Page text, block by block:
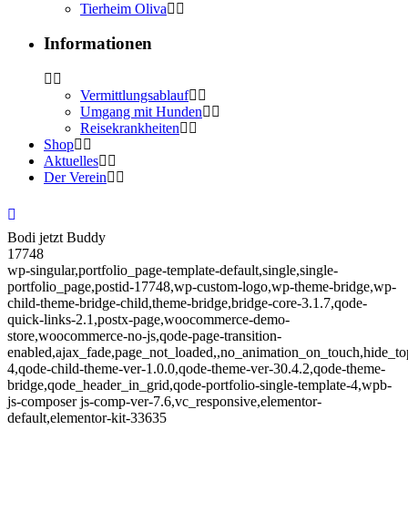
Tierheim Oliva
Informationen
Vermittlungsablauf
Umgang mit Hunden
Reisekrankheiten
Shop
Aktuelles
Der Verein
Bodi jetzt Buddy
17748
wp-singular,portfolio_page-template-default,single,single-
portfolio_page,postid-17748,wp-custom-logo,wp-theme-bridge,wp-
child-theme-bridge-child,theme-bridge,bridge-core-3.1.7,qode-
quick-links-2.1,postx-page,woocommerce-demo-
store,woocommerce-no-js,qode-page-transition-
4,qode-child-theme-ver-1.0.0,qode-theme-ver-30.4.2,qode-theme-
bridge,qode_header_in_grid,qode-portfolio-single-template-4,wpb-
js-composer js-comp-ver-7.6,vc_responsive,elementor-
default,elementor-kit-33635